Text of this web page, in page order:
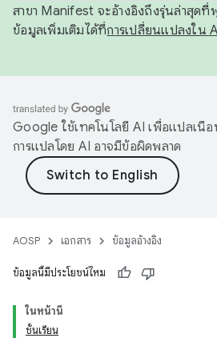
สาขา Manifest จะอ้างอิงถึงรุ่นล่าสุดที่
ข้อมูลเพิ่มเติมได้ที่การเปลี่ยนแปลงใน
Google ใช้เทคโนโลยี AI เพื่อแปลเนื้
การแปลโดย AI อาจมีข้อผิดพลาด
AOSP เอกสาร ข้อมูลอ้างอิง
ข้อมูลนี้มีประโยชน์ไหม
ในหน้านี้
ชั้นเรียน